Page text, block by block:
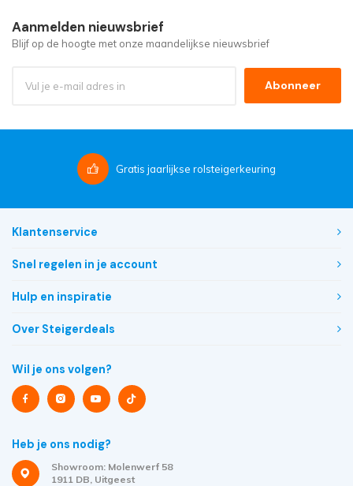
Aanmelden nieuwsbrief
Blijf op de hoogte met onze maandelijkse nieuwsbrief
Abonneer
Gratis jaarlijkse rolsteigerkeuring
Klantenservice
Snel regelen in je account
Hulp en inspiratie
Over Steigerdeals
Wil je ons volgen?
Heb je ons nodig?
Showroom: Molenwerf 58
1911 DB, Uitgeest